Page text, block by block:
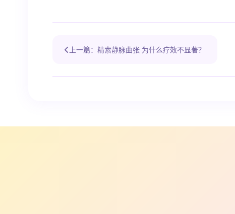
上一篇：精索静脉曲张 为什么疗效不显著？